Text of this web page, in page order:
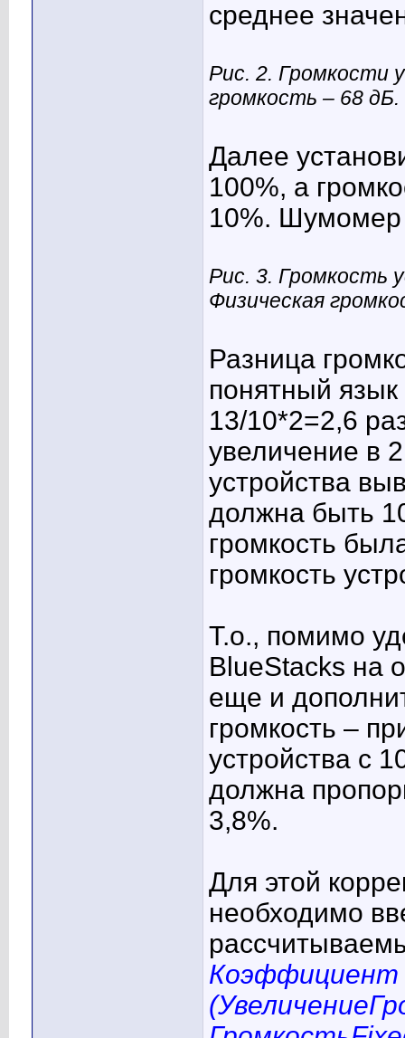
среднее
Рис. 2. Громкости
громкость – 68 дБ.
Далее
100%, а
10%. Шумомер
Рис. 3. Громкость
Физическая
Разница
понятный язык
13/10*2=2,6
увеличение в
устройства
должна быть
громкость
громкость
Т.о., помимо
BlueStacks на
еще и
громкость –
устройства с
должна
3,8%.
Для этой
необходимо
Коэффициент